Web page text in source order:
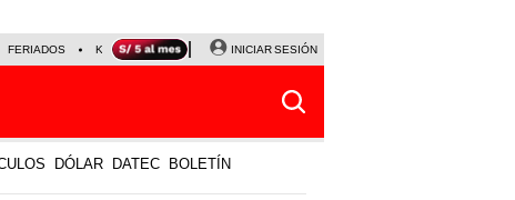
FERIADOS KEIKO FUJIMORI NALDY SALDAÑA
INICIAR SESIÓN
DÓLAR DATEC BOLETÍN